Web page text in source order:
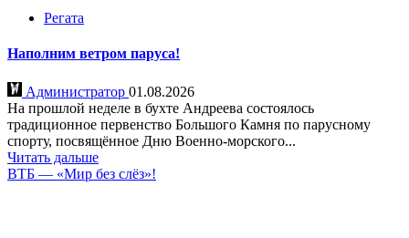
Регата
Наполним ветром паруса!
Администратор 01.08.2026
На прошлой неделе в бухте Андреева состоялось
традиционное первенство Большого Камня по парусному
спорту, посвящённое Дню Военно-морского...
Читать дальше
ВТБ — «Мир без слёз»!